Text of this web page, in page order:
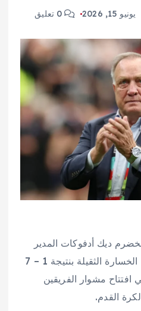
يونيو 15, 2026 0 تعليق
ديك أدفوكات المدير
الفني لمنتخب كوراساو بعد الخسارة الثقيلة بنتيجة 1 – 7
افتتاح مشوار الفريقين